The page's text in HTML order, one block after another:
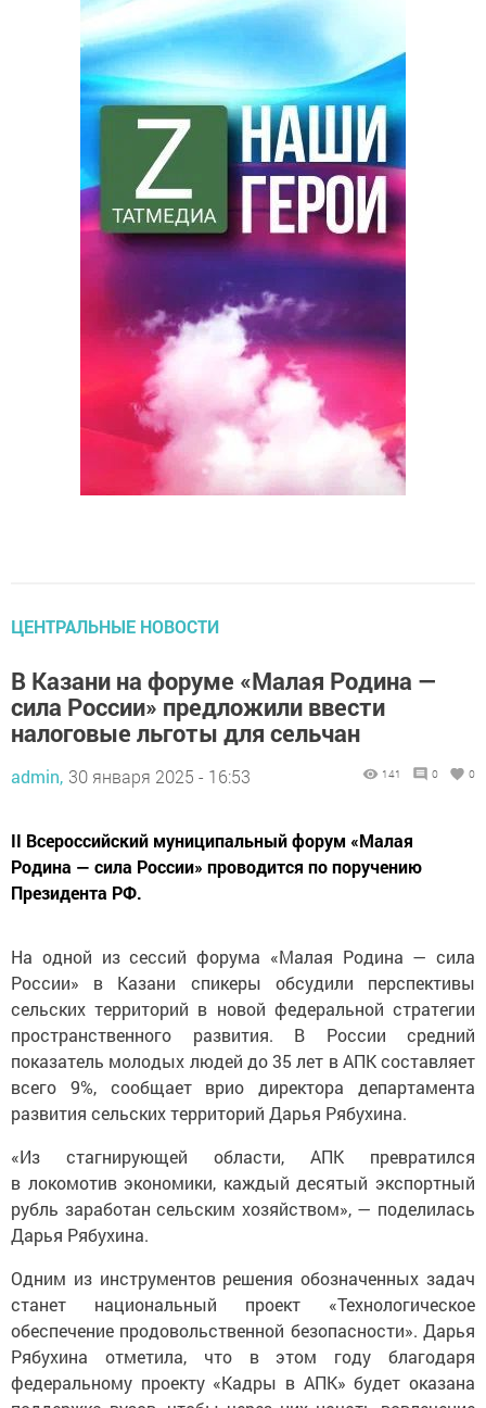
ЦЕНТРАЛЬНЫЕ НОВОСТИ
В Казани на форуме «Малая Родина —
сила России» предложили ввести
налоговые льготы для сельчан
admin, 30 января 2025 - 16:53 141 0 0
II Всероссийский муниципальный форум «Малая
Родина — сила России» проводится по поручению
Президента РФ.
На одной из сессий форума «Малая Родина — сила
России» в Казани спикеры обсудили перспективы
сельских территорий в новой федеральной стратегии
пространственного развития. В России средний
показатель молодых людей до 35 лет в АПК составляет
всего 9%, сообщает врио директора департамента
развития сельских территорий Дарья Рябухина.
«Из стагнирующей области, АПК превратился
в локомотив экономики, каждый десятый экспортный
рубль заработан сельским хозяйством», — поделилась
Дарья Рябухина.
Одним из инструментов решения обозначенных задач
станет национальный проект «Технологическое
обеспечение продовольственной безопасности». Дарья
Рябухина отметила, что в этом году благодаря
федеральному проекту «Кадры в АПК» будет оказана